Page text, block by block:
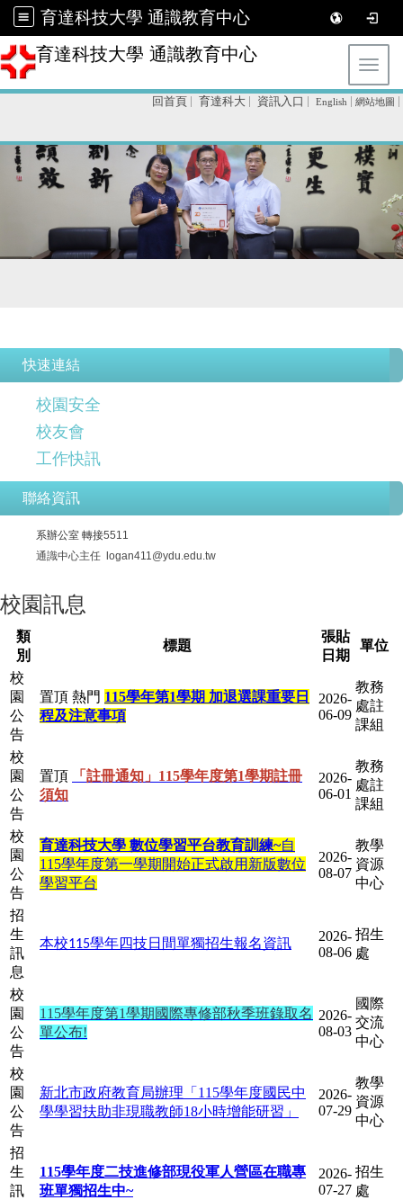
育達科技大學 通識教育中心
育達科技大學 通識教育中心
回首頁 育達科大 資訊入口 English 網站地圖
快速連結
校園安全
校友會
工作快訊
聯絡資訊
系辦公室 轉接5511
通識中心主任 logan411@ydu.edu.tw
校園訊息